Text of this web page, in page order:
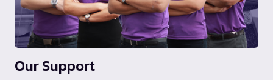
Our Support